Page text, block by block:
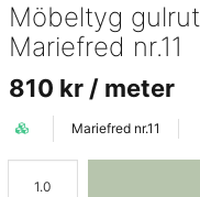
Möbeltyg
Mariefred nr.11
810 kr / meter
Mariefred nr.11